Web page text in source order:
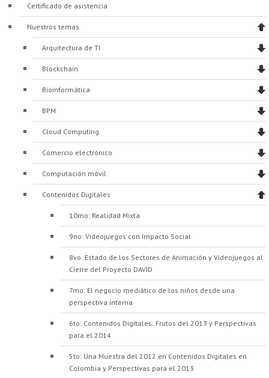
Certificado de asistencia
Nuestros temas
Arquitectura de TI
Blockchain
Bioinformática
BPM
Cloud Computing
Comercio electrónico
Computación móvil
Contenidos Digitales
10mo: Realidad Mixta
9no: Videojuegos con Impacto Social
8vo: Estado de los Sectores de Animación y Videojuegos al
Cierre del Proyecto DAVID
7mo: El negocio mediático de los niños desde una
perspectiva interna
6to: Contenidos Digitales: Frutos del 2013 y Perspectivas
para el 2014
5to: Una Muestra del 2012 en Contenidos Digitales en
Colombia y Perspectivas para el 2013